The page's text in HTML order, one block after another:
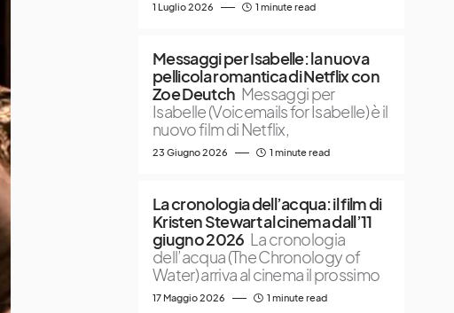
1 Luglio 2026 1 minute read
Messaggi per Isabelle: la nuova
pellicola romantica di Netflix con
Zoe Deutch Messaggi per
Isabelle (Voicemails for Isabelle) è il
nuovo film di Netflix,
23 Giugno 2026 1 minute read
La cronologia dell’acqua: il film di
Kristen Stewart al cinema dall’11
giugno 2026 La cronologia
dell’acqua (The Chronology of
Water) arriva al cinema il prossimo
17 Maggio 2026 1 minute read